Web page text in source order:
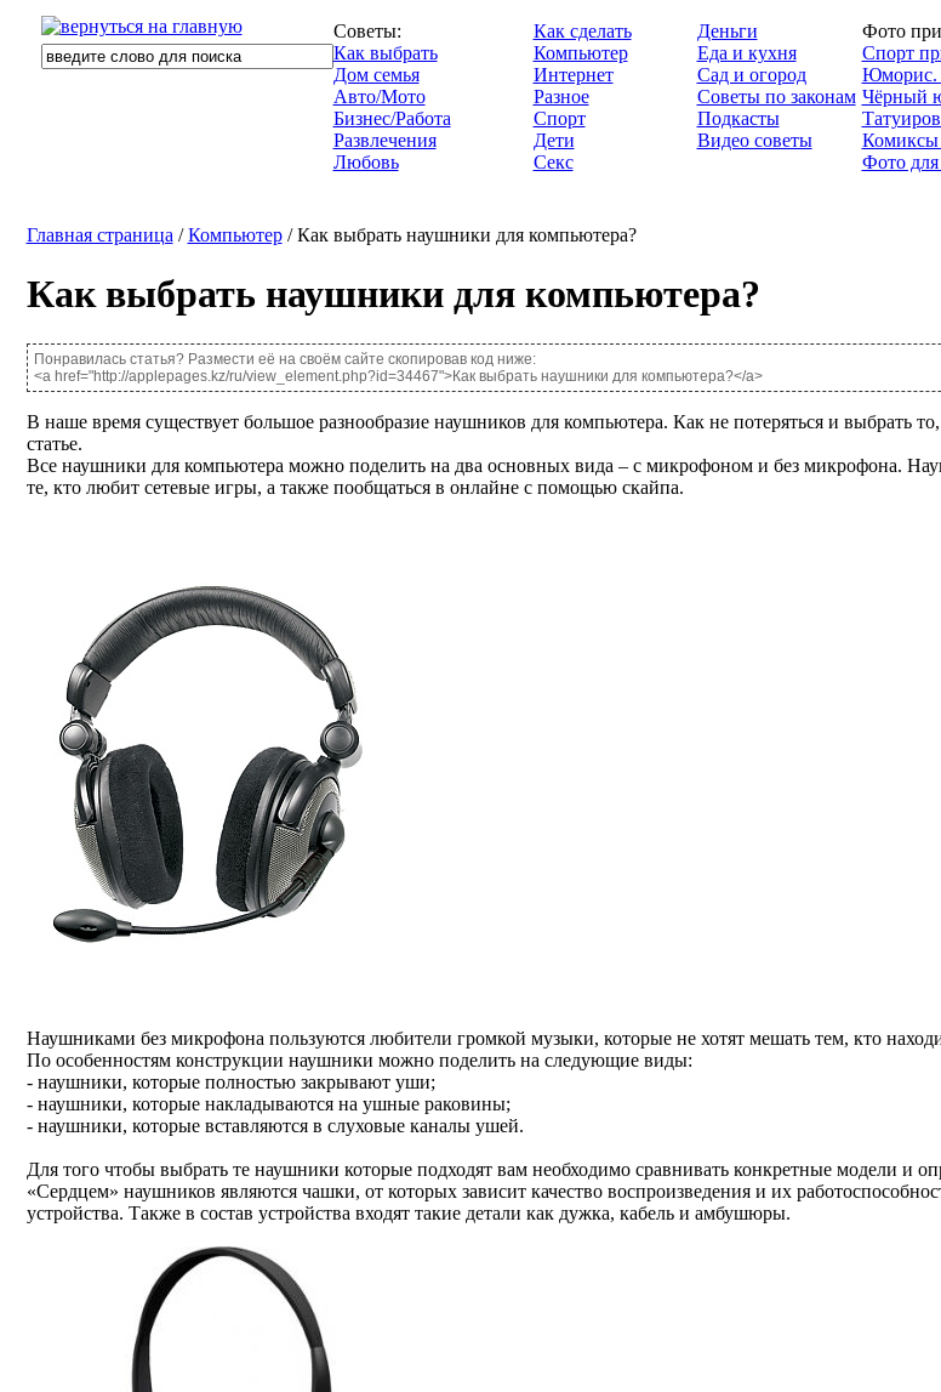
Советы:
Как выбрать
Дом семья
Авто/Мото
Бизнес/Работа
Развлечения
Любовь
Как сделать
Компьютер
Интернет
Разное
Спорт
Дети
Секс
Деньги
Еда и кухня
Сад и огород
Советы по законам
Подкасты
Видео советы
Фото
Спорт
Юморис.
Чёрный
Комиксы
Фото
Главная страница /Компьютер/ Как выбрать наушники для компьютера?
Как выбрать наушники для компьютера?
Понравилась статья? Размести её на своём сайте скопировав код ниже:
<a href="http://applepages.kz/ru/view_element.php?id=34467">Как выбрать наушники для компьютера?</a>
В наше время существует большое разнообразие наушников для компьютера. Как не потеряться и выбрать
статье.
Все наушники для компьютера можно поделить на два основных вида – с микрофоном и без микрофона.
те, кто любит сетевые игры, а также пообщаться в онлайне с помощью скайпа.
Наушниками без микрофона пользуются любители громкой музыки, которые не хотят мешать тем, кто
По особенностям конструкции наушники можно поделить на следующие виды:
- наушники, которые полностью закрывают уши;
- наушники, которые накладываются на ушные раковины;
- наушники, которые вставляются в слуховые каналы ушей.
Для того чтобы выбрать те наушники которые подходят вам необходимо сравнивать конкретные модели и
«Сердцем» наушников являются чашки, от которых зависит качество воспроизведения и их
устройства. Также в состав устройства входят такие детали как дужка, кабель и амбушюры.